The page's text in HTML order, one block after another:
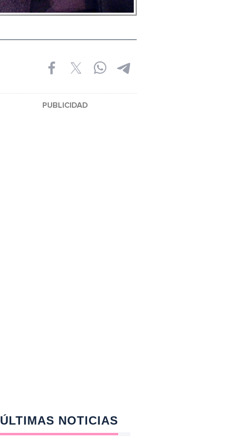
ÚLTIMAS NOTICIAS